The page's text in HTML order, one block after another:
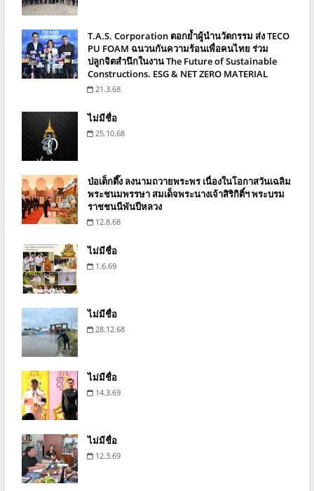
T.A.S. Corporation ตอกย้ำผู้นำนวัตกรรม ส่ง TECO
PU FOAM ฉนวนกันความร้อนเพื่อคนไทย ร่วม
ปลูกจิตสำนึกในงาน The Future of Sustainable
Constructions. ESG & NET ZERO MATERIAL
21.3.68
ไม่มีชื่อ
25.10.68
ป่อเต็กตึ๊ง ลงนามถวายพระพร เนื่องในโอกาสวันเฉลิม
พระชนมพรรษา สมเด็จพระนางเจ้าสิริกิติ์ฯ พระบรม
ราชชนนีพันปีหลวง
12.8.68
ไม่มีชื่อ
1.6.69
ไม่มีชื่อ
28.12.68
ไม่มีชื่อ
14.3.69
ไม่มีชื่อ
12.3.69